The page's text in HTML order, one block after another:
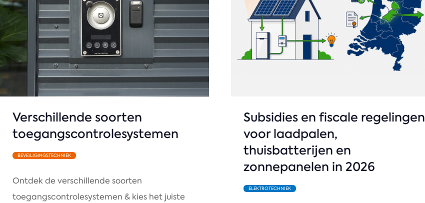
Verschillende soorten
toegangscontrolesystemen
BEVEILIGINGSTECHNIEK
Ontdek de verschillende soorten
toegangscontrolesystemen & kies het juiste
Subsidies en fiscale regelingen
voor laadpalen,
thuisbatterijen en
zonnepanelen in 2026
ELEKTROTECHNIEK